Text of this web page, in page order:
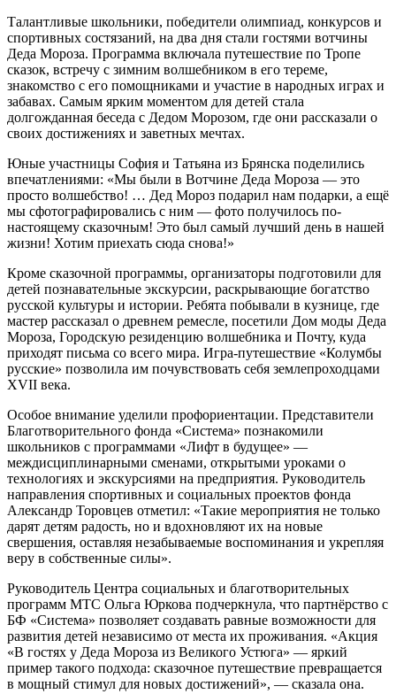
Талантливые школьники, победители олимпиад, конкурсов и
спортивных состязаний, на два дня стали гостями вотчины
Деда Мороза. Программа включала путешествие по Тропе
сказок, встречу с зимним волшебником в его тереме,
знакомство с его помощниками и участие в народных играх и
забавах. Самым ярким моментом для детей стала
долгожданная беседа с Дедом Морозом, где они рассказали о
своих достижениях и заветных мечтах.
Юные участницы София и Татьяна из Брянска поделились
впечатлениями: «Мы были в Вотчине Деда Мороза — это
просто волшебство! … Дед Мороз подарил нам подарки, а ещё
мы сфотографировались с ним — фото получилось по-
настоящему сказочным! Это был самый лучший день в нашей
жизни! Хотим приехать сюда снова!»
Кроме сказочной программы, организаторы подготовили для
детей познавательные экскурсии, раскрывающие богатство
русской культуры и истории. Ребята побывали в кузнице, где
мастер рассказал о древнем ремесле, посетили Дом моды Деда
Мороза, Городскую резиденцию волшебника и Почту, куда
приходят письма со всего мира. Игра-путешествие «Колумбы
русские» позволила им почувствовать себя землепроходцами
XVII века.
Особое внимание уделили профориентации. Представители
Благотворительного фонда «Система» познакомили
школьников с программами «Лифт в будущее» —
междисциплинарными сменами, открытыми уроками о
технологиях и экскурсиями на предприятия. Руководитель
направления спортивных и социальных проектов фонда
Александр Торовцев отметил: «Такие мероприятия не только
дарят детям радость, но и вдохновляют их на новые
свершения, оставляя незабываемые воспоминания и укрепляя
веру в собственные силы».
Руководитель Центра социальных и благотворительных
программ МТС Ольга Юркова подчеркнула, что партнёрство с
БФ «Система» позволяет создавать равные возможности для
развития детей независимо от места их проживания. «Акция
«В гостях у Деда Мороза из Великого Устюга» — яркий
пример такого подхода: сказочное путешествие превращается
в мощный стимул для новых достижений», — сказала она.